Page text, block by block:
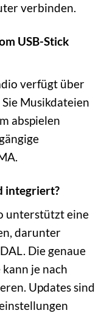
verbinden.
USB-Stick
verfügt über
Musikdateien
abspielen
integriert?
unterstützt eine
darunter
Die genaue
je nach
Updates sind